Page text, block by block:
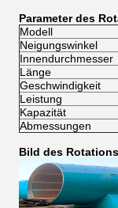
Parameter des
Modell
Neigungswinkel
Innendurchmesser
Länge
Geschwindigkeit
Leistung
Kapazität
Abmessungen
Bild des